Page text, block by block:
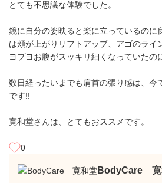
とても不思議な体験でした。
鏡に自分の姿映ると楽に立っているのに
は頬が上がりリフトアップ、アゴのライ
ヨプヨお腹がスッキリ細くなっていたの
数日経ったいまでも肩首の張り感は、今
です‼︎
寛和堂さんは、とてもおススメです。
0
BodyCare 寛